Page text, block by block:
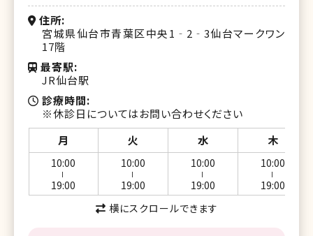
住所
宮城県仙台市青葉区中央1‐2‐3仙台マークワン
17階
最寄駅
JR仙台駅
診療時間
※休診日についてはお問い合わせください
月
火 水 木
10:00
19:00
10:00
19:00
10:00
19:00
10:00
19:00
横にスクロールできます